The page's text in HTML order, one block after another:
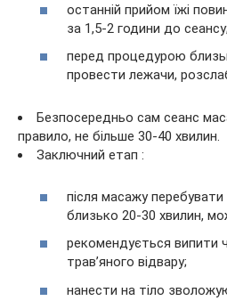
останній прийом їжі
за 1,5-2 години до сеансу;
перед процедурою
провести лежачи,
Безпосередньо сам сеанс
правило, не більше 30-40 хвилин.
Заключний етап :
після масажу
близько 20-30 хвилин,
рекомендується випити
трав’яного відвару;
нанести на тіло